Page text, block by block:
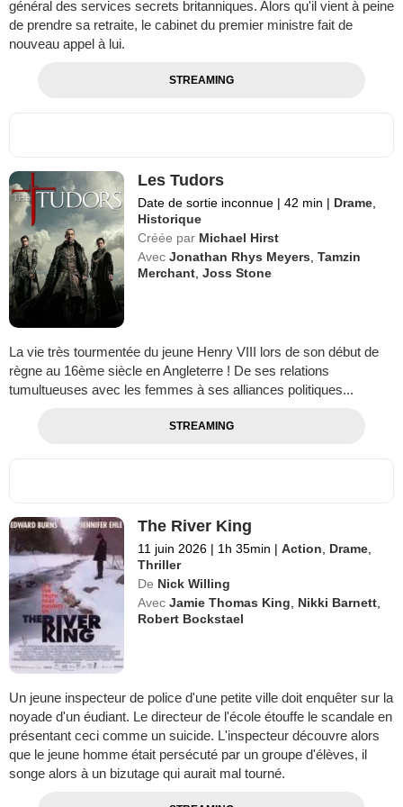
général des services secrets britanniques. Alors qu'il vient à peine
de prendre sa retraite, le cabinet du premier ministre fait de
nouveau appel à lui.
STREAMING
Les Tudors
Date de sortie inconnue | 42 min | Drame
Historique
Créée par Michael Hirst
Avec Jonathan Rhys Meyers ,Tamzin
Merchant ,Joss Stone
La vie très tourmentée du jeune Henry VIII lors de son début de
règne au 16ème siècle en Angleterre ! De ses relations
tumultueuses avec les femmes à ses alliances politiques...
STREAMING
The River King
11 juin 2026 | 1h 35min | Action Drame
Thriller
De Nick Willing
Avec Jamie Thomas King Nikki Barnett
Robert Bockstael
Un jeune inspecteur de police d'une petite ville doit enquêter sur la
noyade d'un éudiant. Le directeur de l'école étouffe le scandale en
présentant ceci comme un suicide. L'inspecteur découvre alors
que le jeune homme était persécuté par un groupe d'élèves, il
songe alors à un bizutage qui aurait mal tourné.